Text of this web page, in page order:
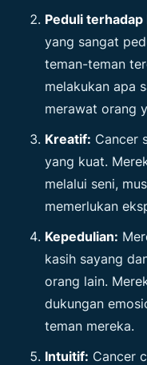
Peduli terhadap
yang sangat
teman-teman
melakukan apa
merawat orang
Kreatif: Cancer
yang kuat.
melalui seni,
memerlukan
Kepedulian:
kasih sayang
orang lain.
dukungan
teman mereka.
Intuitif: Cancer